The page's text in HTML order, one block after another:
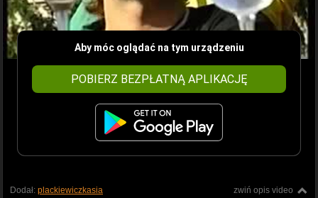
Aby móc oglądać na tym urządzeniu
POBIERZ BEZPŁATNĄ APLIKACJĘ
zwiń opis video
Dodał: plackiewiczkasia